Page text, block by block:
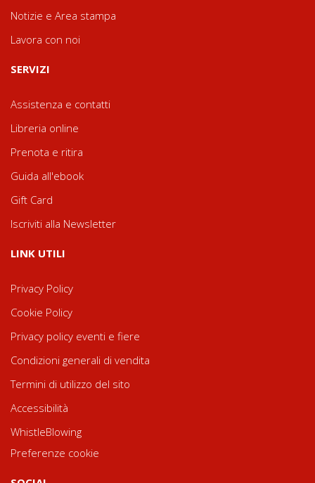
Notizie e Area stampa
Lavora con noi
SERVIZI
Assistenza e contatti
Libreria online
Prenota e ritira
Guida all'ebook
Gift Card
Iscriviti alla Newsletter
LINK UTILI
Privacy Policy
Cookie Policy
Privacy policy eventi e fiere
Condizioni generali di vendita
Termini di utilizzo del sito
Accessibilità
WhistleBlowing
Preferenze cookie